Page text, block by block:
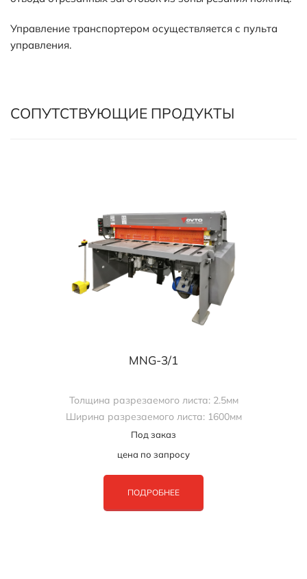
Управление транспортером осуществляется с пульта
управления.
СОПУТСТВУЮЩИЕ ПРОДУКТЫ
MNG-3/1
Толщина разрезаемого листа: 2.5мм
Ширина разрезаемого листа: 1600мм
Под заказ
цена по запросу
ПОДРОБНЕЕ